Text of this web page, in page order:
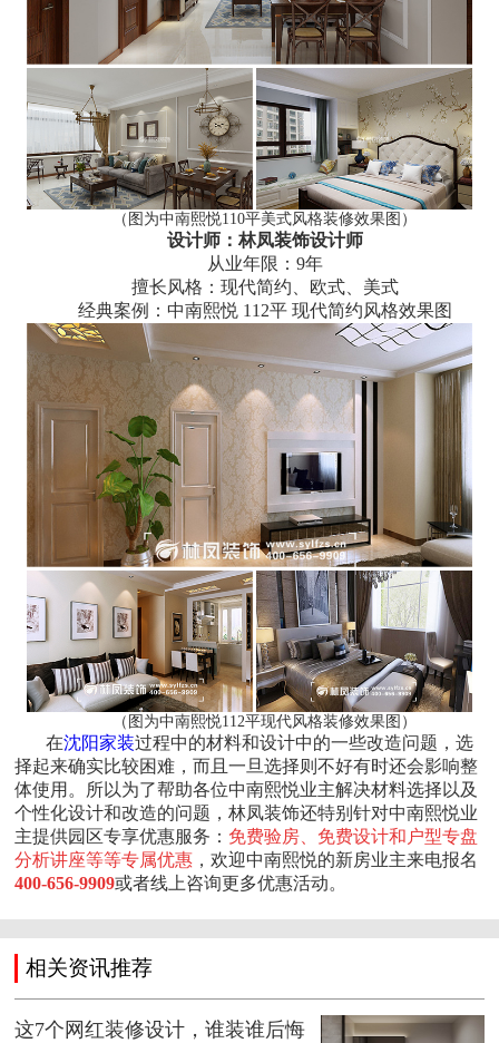
（图为中南熙悦110平美式风格装修效果图）
设计师：林凤装饰设计师
从业年限：9年
擅长风格：现代简约、欧式、美式
经典案例：中南熙悦 112平 现代简约风格效果图
（图为中南熙悦112平现代风格装修效果图）
在沈阳家装过程中的材料和设计中的一些改造问题，选
择起来确实比较困难，而且一旦选择则不好有时还会影响整
体使用。所以为了帮助各位中南熙悦业主解决材料选择以及
个性化设计和改造的问题，林凤装饰还特别针对中南熙悦业
主提供园区专享优惠服务： 免费验房、免费设计和户型专盘
分析讲座等等专属优惠 ，欢迎中南熙悦的新房业主来电报名
400-656-9909或者线上咨询更多优惠活动。
相关资讯推荐
这7个网红装修设计，谁装谁后悔